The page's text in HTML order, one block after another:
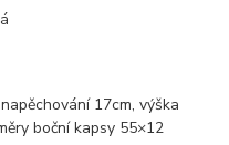
17cm, výška
boční kapsy 55×12